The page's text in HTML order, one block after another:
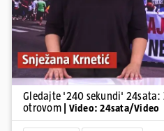
Gledajte '240 sekundi' 24sata:
otrovom
| Video: 24sata/Video